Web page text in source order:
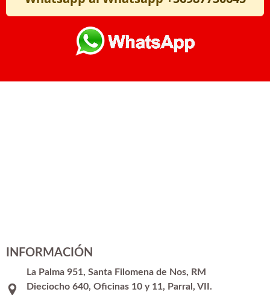
INFORMACIÓN
La Palma 951, Santa Filomena de Nos, RM
Dieciocho 640, Oficinas 10 y 11, Parral, VII.